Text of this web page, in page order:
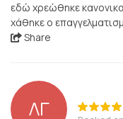
εδώ χρεώθηκε
χάθηκε ο
Share
ΛΓ